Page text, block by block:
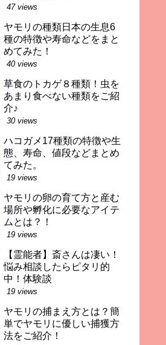
47 views
ヤモリの種類日本の生息6
種の特徴や寿命などをまと
めてみた！
40 views
草食のトカゲ８種類！虫を
あまり食べない種類をご紹
介♪
30 views
ハコガメ17種類の特徴や生
態、寿命、値段などまとめ
てみた。
19 views
ヤモリの卵の育て方と産む
場所や孵化に必要なアイテ
ムとは？！
19 views
【霊能者】斎さんは凄い！
悩み相談したらピタリ的
中！体験談
19 views
ヤモリの捕まえ方とは？簡
単でヤモリに優しい捕獲方
法をご紹介！